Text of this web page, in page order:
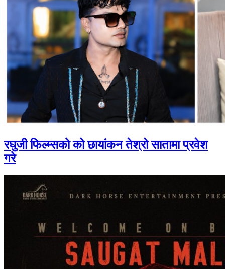
रघुजी फिल्म्सको को छायांकन तेश्रो सातामा प्रवेश
गरे